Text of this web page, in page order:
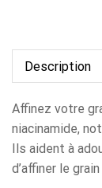
Description
Affinez votre
niacinamide,
Ils aident à
d’affiner le